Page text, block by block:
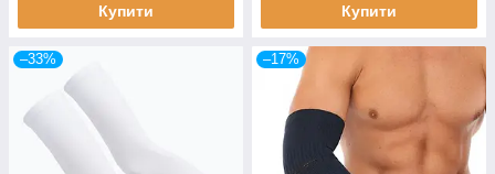
Купити Купити
–33% –17%